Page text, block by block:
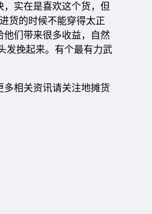
实在是喜欢这个货，但
货的时候不能穿得太正
们带来很多收益，自然
发挽起来。有个最有力武
相关资讯请关注地摊货